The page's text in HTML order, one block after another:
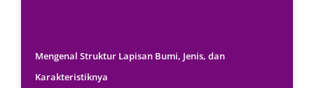
Mengenal Struktur Lapisan Bumi, Jenis, dan
Karakteristiknya